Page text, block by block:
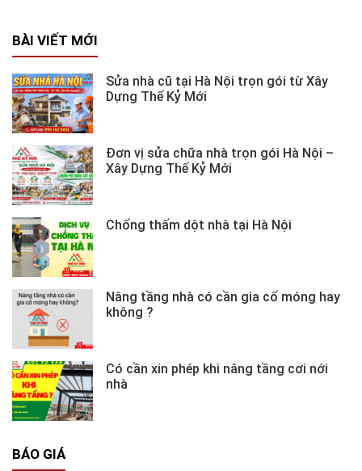
BÀI VIẾT MỚI
Sửa nhà cũ tại Hà Nội trọn gói từ Xây
Dựng Thế Kỷ Mới
Đơn vị sửa chữa nhà trọn gói Hà Nội –
Xây Dựng Thế Kỷ Mới
Chống thấm dột nhà tại Hà Nội
Nâng tầng nhà có cần gia cố móng hay
không ?
Có cần xin phép khi nâng tầng cơi nới
nhà
BÁO GIÁ